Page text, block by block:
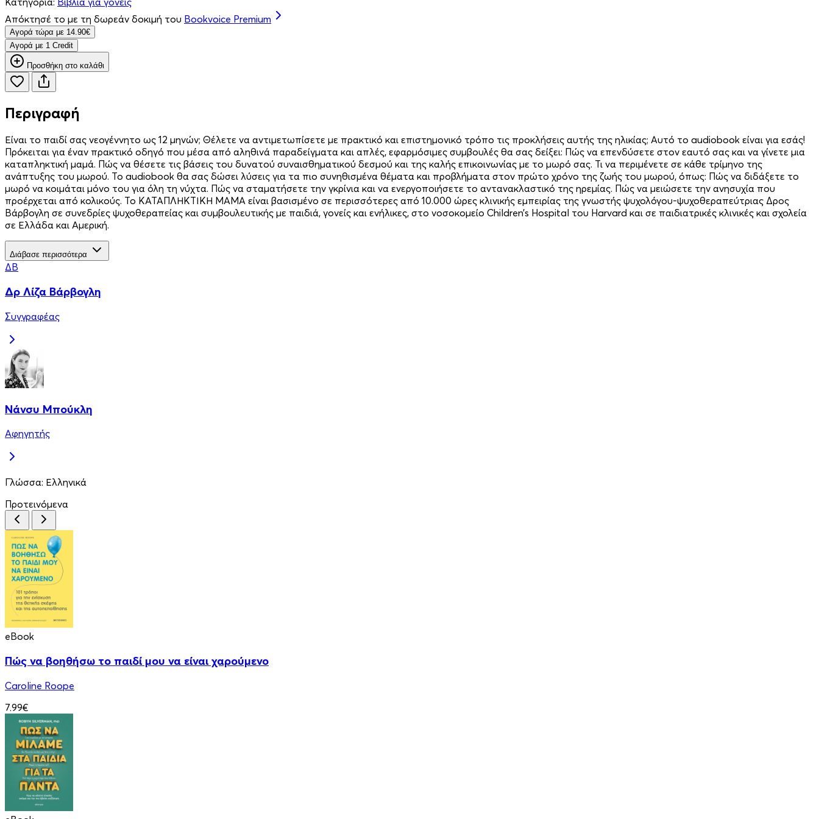
Απόκτησέ το με τη δωρεάν δοκιμή του Bookvoice Premium
Aγορά τώρα με 14.90€
Aγορά με 1 Credit
Προσθήκη στο καλάθι
Περιγραφή
Είναι το παιδί σας νεογέννητο ως 12 μηνών; Θέλετε να αντιμετωπίσετε με πρακτικό και επιστημονικό τρόπο τις προκλήσεις αυτής της ηλικίας; Αυτό το audiobook είναι για εσάς!
Πρόκειται για έναν πρακτικό οδηγό που μέσα από αληθινά παραδείγματα και απλές, εφαρμόσιμες συμβουλές θα σας δείξει: Πώς να επενδύσετε στον εαυτό σας και να γίνετε μια
καταπληκτική μαμά. Πώς να θέσετε τις βάσεις του δυνατού συναισθηματικού δεσμού και της καλής επικοινωνίας με το μωρό σας. Τι να περιμένετε σε κάθε τρίμηνο της
ανάπτυξης του μωρού. Το audiobook θα σας δώσει λύσεις για τα πιο συνηθισμένα θέματα και προβλήματα στον πρώτο χρόνο της ζωής του μωρού, όπως: Πώς να διδάξετε το
μωρό να κοιμάται μόνο του για όλη τη νύχτα. Πώς να σταματήσετε την γκρίνια και να ενεργοποιήσετε το αντανακλαστικό της ηρεμίας. Πώς να μειώσετε την ανησυχία που
προέρχεται από κολικούς. Το ΚΑΤΑΠΛΗΚΤΙΚΗ ΜΑΜΑ είναι βασισμένο σε περισσότερες από 10.000 ώρες κλινικής εμπειρίας της γνωστής ψυχολόγου-ψυχοθεραπεύτριας Δρος
Βάρβογλη σε συνεδρίες ψυχοθεραπείας και συμβουλευτικής με παιδιά, γονείς και ενήλικες, στο νοσοκομείο Children’s Hospital του Harvard και σε παιδιατρικές κλινικές και σχολεία
σε Ελλάδα και Αμερική.
Διάβασε περισσότερα
ΔΒ
Δρ Λίζα Βάρβογλη
Συγγραφέας
Νάνσυ Μπούκλη
Αφηγητής
Γλώσσα: Ελληνικά
Προτεινόμενα
eBook
Πώς να βοηθήσω το παιδί μου να είναι χαρούμενο
Caroline Roope
7.99€